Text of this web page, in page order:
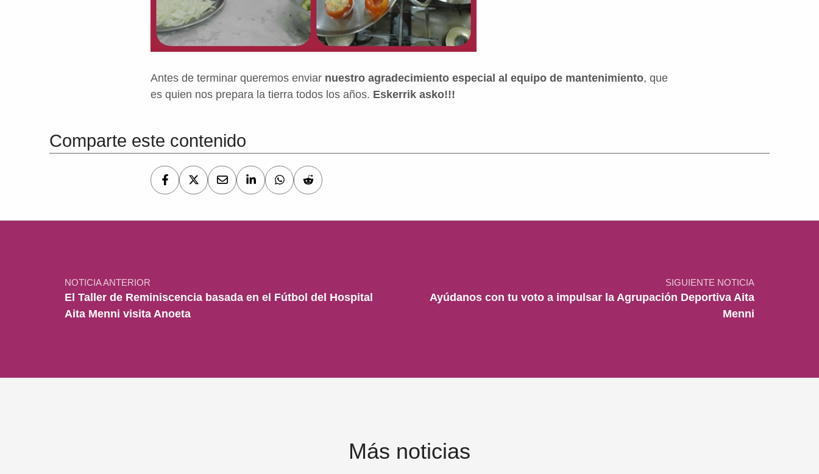
Antes de terminar queremos enviar nuestro agradecimiento especial al equipo de mantenimiento, que
es quien nos prepara la tierra todos los años. Eskerrik asko!!!
Volver a la navegación principal
Comparte este contenido
NOTICIA ANTERIOR
El Taller de Reminiscencia basada en el Fútbol del Hospital
Aita Menni visita Anoeta
SIGUIENTE NOTICIA
Ayúdanos con tu voto a impulsar la Agrupación Deportiva Aita
Menni
Más noticias